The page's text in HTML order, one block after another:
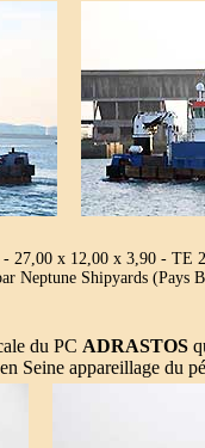
27,00 x 12,00 x 3,90 - TE
Neptune Shipyards (Pays
du PC ADRASTOS
appareillage du